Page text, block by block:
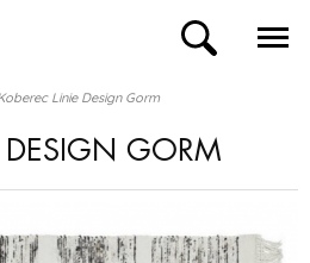
Linie Design Gorm
DESIGN GORM